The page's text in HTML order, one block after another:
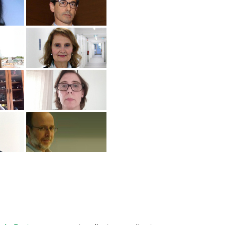
as notícias para Alumni